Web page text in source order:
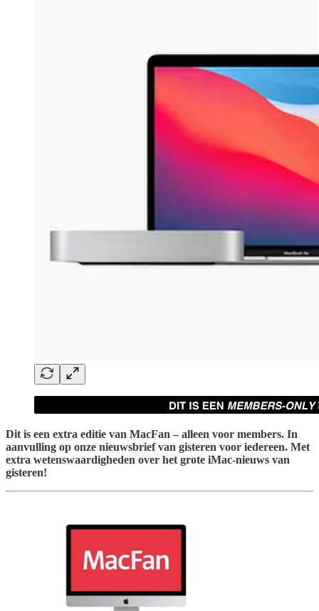
Dit is een extra editie van MacFan – alleen voor members. In
aanvulling op onze nieuwsbrief van gisteren voor iedereen. Met
extra wetenswaardigheden over het grote iMac-nieuws van
gisteren!